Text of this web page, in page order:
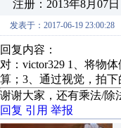
注册：2013年8月07日
发表于：2017-06-19 23:00:28
回复内容：
对：victor329 1、将物
算；3、通过视觉，拍
谢谢大家，还有乘法/除
回复 引用 举报